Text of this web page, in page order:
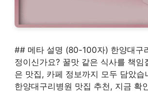
## 메타 설명 (80-100자) 한양대구
정이신가요? 꿀맛 같은 식사를 책임
은 맛집, 카페 정보까지 모두 담았습
한양대구리병원 맛집 추천, 지금 확